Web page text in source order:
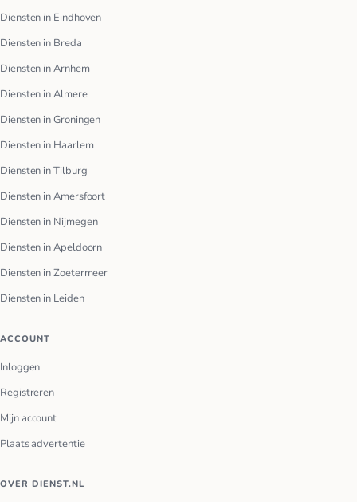
Diensten in Eindhoven
Diensten in Breda
Diensten in Arnhem
Diensten in Almere
Diensten in Groningen
Diensten in Haarlem
Diensten in Tilburg
Diensten in Amersfoort
Diensten in Nijmegen
Diensten in Apeldoorn
Diensten in Zoetermeer
Diensten in Leiden
ACCOUNT
Inloggen
Registreren
Mijn account
Plaats advertentie
OVER DIENST.NL